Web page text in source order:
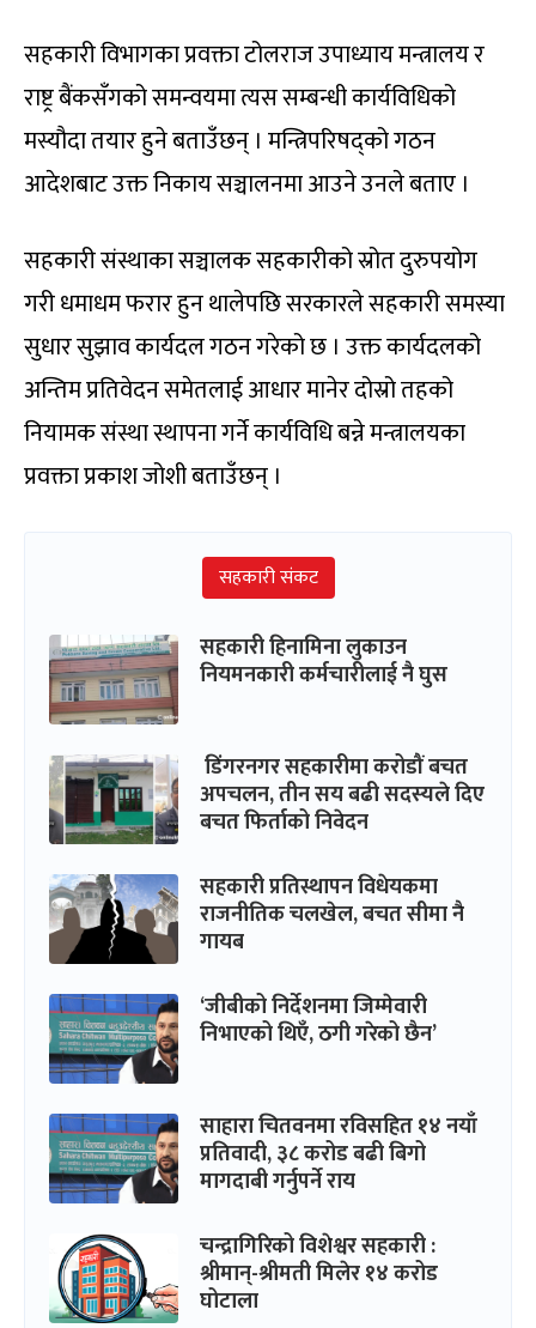
सहकारी विभागका प्रवक्ता टोलराज उपाध्याय मन्त्रालय र
राष्ट्र बैंकसँगको समन्वयमा त्यस सम्बन्धी कार्यविधिको
मस्यौदा तयार हुने बताउँछन् । मन्त्रिपरिषद्को गठन
आदेशबाट उक्त निकाय सञ्चालनमा आउने उनले बताए ।
सहकारी संस्थाका सञ्चालक सहकारीको स्रोत दुरुपयोग
गरी धमाधम फरार हुन थालेपछि सरकारले सहकारी समस्या
सुधार सुझाव कार्यदल गठन गरेको छ । उक्त कार्यदलको
अन्तिम प्रतिवेदन समेतलाई आधार मानेर दोस्रो तहको
नियामक संस्था स्थापना गर्ने कार्यविधि बन्ने मन्त्रालयका
प्रवक्ता प्रकाश जोशी बताउँछन् ।
सहकारी संकट
सहकारी हिनामिना लुकाउन
नियमनकारी कर्मचारीलाई नै घुस
डिंगरनगर सहकारीमा करोडौं बचत
अपचलन, तीन सय बढी सदस्यले दिए
बचत फिर्ताको निवेदन
सहकारी प्रतिस्थापन विधेयकमा
राजनीतिक चलखेल, बचत सीमा नै
गायब
‘जीबीको निर्देशनमा जिम्मेवारी
निभाएको थिएँ, ठगी गरेको छैन’
साहारा चितवनमा रविसहित १४ नयाँ
प्रतिवादी, ३८ करोड बढी बिगो
मागदाबी गर्नुपर्ने राय
चन्द्रागिरिको विशेश्वर सहकारी :
श्रीमान्-श्रीमती मिलेर १४ करोड
घोटाला